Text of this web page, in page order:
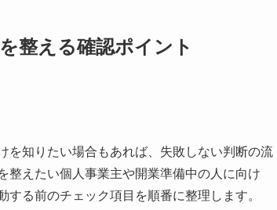
整える確認ポイント
を知りたい場合もあれば、失敗しない判断の流
整えたい個人事業主や開業準備中の人に向け
る前のチェック項目を順番に整理します。